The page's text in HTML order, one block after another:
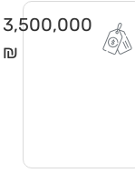
3,500,000
₪